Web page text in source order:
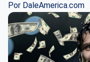
Por DaleAmerica.com